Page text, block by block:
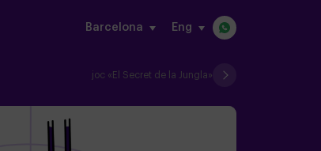
Barcelona eng
joc «El Secret de la Jungla»